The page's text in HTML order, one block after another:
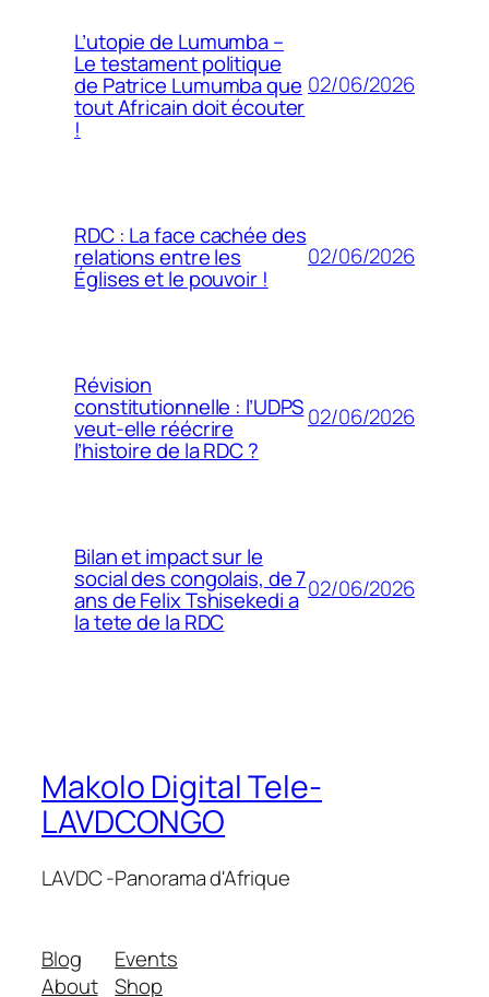
L’utopie de Lumumba –
Le testament politique
de Patrice Lumumba que
tout Africain doit écouter
!
02/06/2026
RDC : La face cachée des
relations entre les
Églises et le pouvoir !
02/06/2026
Révision
constitutionnelle : l’UDPS
veut-elle réécrire
l’histoire de la RDC ?
02/06/2026
Bilan et impact sur le
social des congolais, de 7
ans de Felix Tshisekedi a
la tete de la RDC
02/06/2026
Makolo Digital Tele-
LAVDCONGO
LAVDC -Panorama d'Afrique
Blog
About
Events
Shop